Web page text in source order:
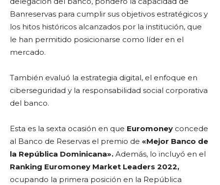
Banreservas para cumplir sus objetivos estratégicos y
los hitos históricos alcanzados por la institución, que
le han permitido posicionarse como líder en el
mercado.
También evaluó la estrategia digital, el enfoque en
ciberseguridad y la responsabilidad social corporativa
del banco.
Esta es la sexta ocasión en que Euromoney concede
al Banco de Reservas el premio de «Mejor Banco de
la República Dominicana». Además, lo incluyó en el
Ranking Euromoney Market Leaders 2022,
ocupando la primera posición en la República